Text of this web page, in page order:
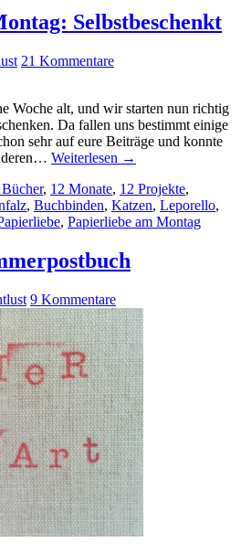
Selbstbeschenkt
21 Kommentare
Woche alt, und wir starten nun richtig
Da fallen uns bestimmt einige
sehr auf eure Beiträge und konnte
Weiterlesen →
, 12 Monate, 12 Projekte,
, Buchbinden, Katzen, Leporello,
, Papierliebe am Montag
9 Kommentare